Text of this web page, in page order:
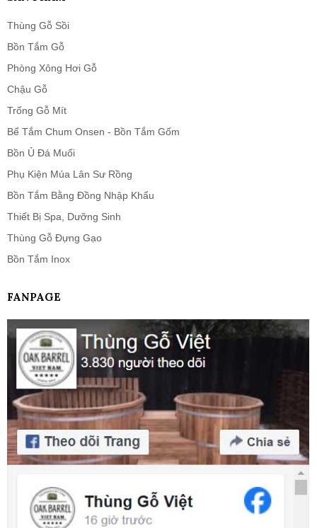
Thùng Gỗ Sồi
Bồn Tắm Gỗ
Phòng Xông Hơi Gỗ
Chậu Gỗ
Trống Gỗ Mít
Bể Tắm Chum Onsen - Bồn Tắm Gốm
Bồn Ủ Đá Muối
Phụ Kiện Múa Lân Sư Rồng
Bồn Tắm Bằng Đồng Nhập Khẩu
Thiết Bị Spa, Dưỡng Sinh
Thùng Gỗ Đựng Gạo
Bồn Tắm Inox
FANPAGE